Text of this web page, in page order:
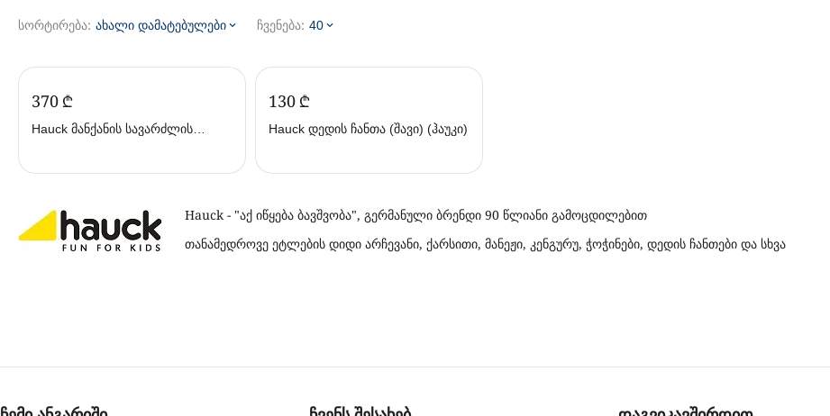
Hauck - "აქ იწყება ბავშვობა", გერმანული ბრენდი 90 წლიანი გამოცდილებით
თანამედროვე ეტლების დიდი არჩევანი, ქარსითი, მანეჟი, კენგურუ, ჭოჭინები, დედის ჩანთები და სხვა
სორტირება: ახალი დამატებულები ჩვენება: 40
‍370‍ ₾
Hauck მანქანის სავარძლის
‍130‍ ₾
Hauck დედის ჩანთა (შავი) (ჰაუკი)